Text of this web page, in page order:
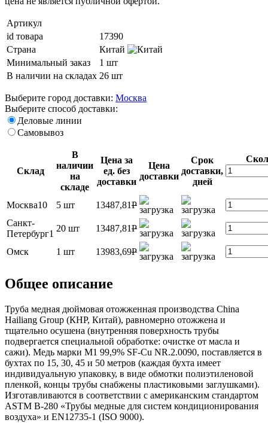
Артикул
id товара
17390
Страна
Китай
Минимальный заказ
1 шт
В наличии на складах 26 шт
Выберите город доставки: Москва
Выберите способ доставки:
Деловые линии
Самовывоз
Склад
В
наличии
на
складе
Цена за
ед. без
доставки
Цена
доставки
Срок
доставки,
дней
Москва10 5 шт 13487,81P
Санкт-
Петербург1
20 шт 13487,81P
Омск 1 шт 13983,69P
Общее описание
Труба медная дюймовая отожженная производства China
Hailiang Group (КНР, Китай), равномерно отожжена и
тщательно осушена (внутренняя поверхность трубы
подвергается специальной обработке: очистке от масла и
сажи). Медь марки М1 99,9% SF-Cu NR.2.0090, поставляется в
бухтах по 15, 30, 45 и 50 метров (каждая бухта имеет
индивидуальную упаковку, в виде обмотки полиэтиленовой
пленкой, концы трубы снабжены пластиковыми заглушками).
Изготавливаются в соответствии с американским стандартом
ASTM B-280 «Трубы медные для систем кондиционирования
воздуха» и EN12735-1 (ISO 9000).